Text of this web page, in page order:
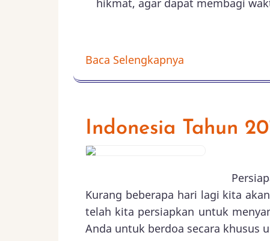
hikmat, agar dapat membagi
Baca Selengkapnya
Indonesia Tahun
Kurang beberapa hari lagi kita
telah kita persiapkan untuk
Anda untuk berdoa secara khusus